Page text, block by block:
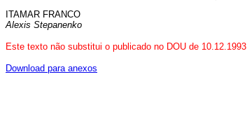
ITAMAR FRANCO
Alexis Stepanenko
Este texto não substitui o publicado no DOU de 10.12.1993
Download para anexos